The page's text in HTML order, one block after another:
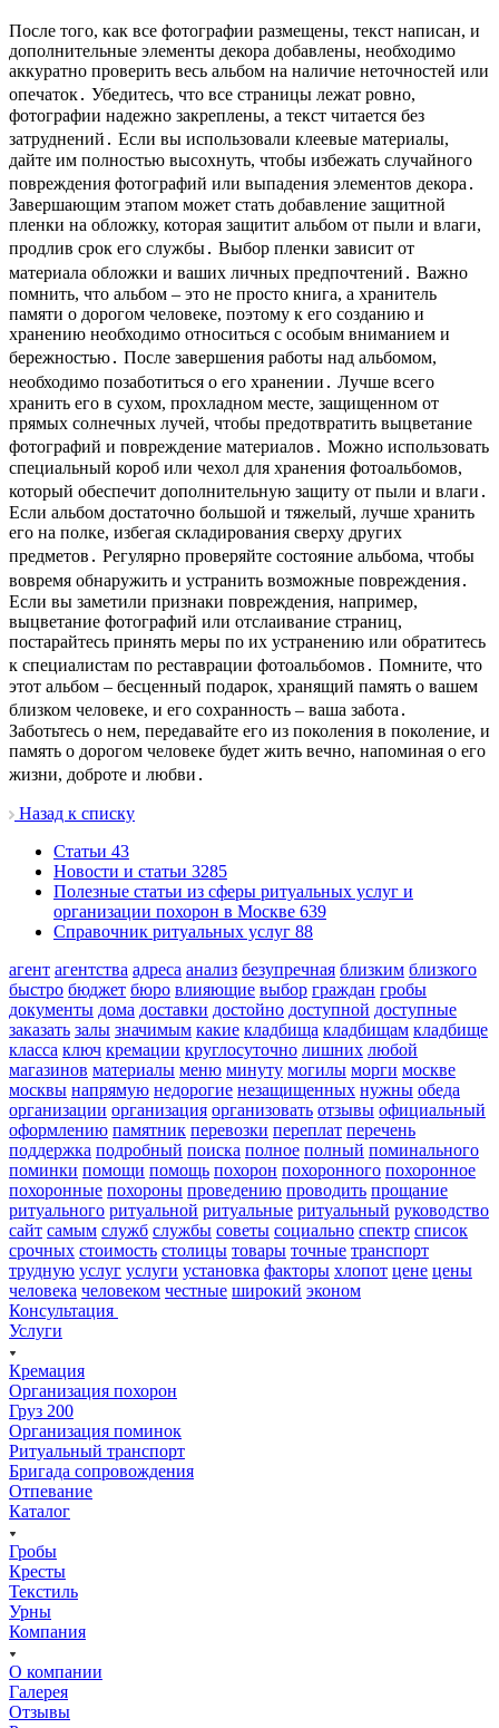
После того, как все фотографии размещены, текст написан, и
дополнительные элементы декора добавлены, необходимо
аккуратно проверить весь альбом на наличие неточностей или
опечаток․ Убедитесь, что все страницы лежат ровно,
фотографии надежно закреплены, а текст читается без
затруднений․ Если вы использовали клеевые материалы,
дайте им полностью высохнуть, чтобы избежать случайного
повреждения фотографий или выпадения элементов декора․
Завершающим этапом может стать добавление защитной
пленки на обложку, которая защитит альбом от пыли и влаги,
продлив срок его службы․ Выбор пленки зависит от
материала обложки и ваших личных предпочтений․ Важно
помнить, что альбом – это не просто книга, а хранитель
памяти о дорогом человеке, поэтому к его созданию и
хранению необходимо относиться с особым вниманием и
бережностью․ После завершения работы над альбомом,
необходимо позаботиться о его хранении․ Лучше всего
хранить его в сухом, прохладном месте, защищенном от
прямых солнечных лучей, чтобы предотвратить выцветание
фотографий и повреждение материалов․ Можно использовать
специальный короб или чехол для хранения фотоальбомов,
который обеспечит дополнительную защиту от пыли и влаги․
Если альбом достаточно большой и тяжелый, лучше хранить
его на полке, избегая складирования сверху других
предметов․ Регулярно проверяйте состояние альбома, чтобы
вовремя обнаружить и устранить возможные повреждения․
Если вы заметили признаки повреждения, например,
выцветание фотографий или отслаивание страниц,
постарайтесь принять меры по их устранению или обратитесь
к специалистам по реставрации фотоальбомов․ Помните, что
этот альбом – бесценный подарок, хранящий память о вашем
близком человеке, и его сохранность – ваша забота․
Заботьтесь о нем, передавайте его из поколения в поколение, и
память о дорогом человеке будет жить вечно, напоминая о его
жизни, доброте и любви․
Назад к списку
Cтатьи 43
Новости и статьи 3285
Полезные статьи из сферы ритуальных услуг и
организации похорон в Москве 639
Справочник ритуальных услуг 88
агент агентства адреса анализ безупречная близким близкого
быстро бюджет бюро влияющие выбор граждан гробы
документы дома доставки достойно доступной доступные
заказать залы значимым какие кладбища кладбищам кладбище
класса ключ кремации круглосуточно лишних любой
магазинов материалы меню минуту могилы морги москве
москвы напрямую недорогие незащищенных нужны обеда
организации организация организовать отзывы официальный
оформлению памятник перевозки переплат перечень
поддержка подробный поиска полное полный поминального
поминки помощи помощь похорон похоронного похоронное
похоронные похороны проведению проводить прощание
ритуального ритуальной ритуальные ритуальный руководство
сайт самым служб службы советы социально спектр список
срочных стоимость столицы товары точные транспорт
трудную услуг услуги установка факторы хлопот цене цены
человека человеком честные широкий эконом
Консультация
Услуги
Кремация
Организация похорон
Груз 200
Организация поминок
Ритуальный транспорт
Бригада сопровождения
Отпевание
Каталог
Гробы
Кресты
Текстиль
Урны
Компания
О компании
Галерея
Отзывы